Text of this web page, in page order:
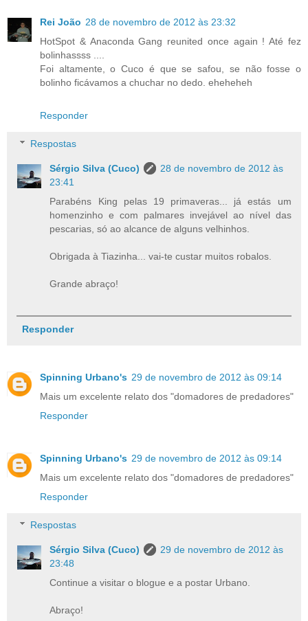
Rei João 28 de novembro de 2012 às 23:32
HotSpot & Anaconda Gang reunited once again ! Até fez
bolinhassss ....
Foi altamente, o Cuco é que se safou, se não fosse o
bolinho ficávamos a chuchar no dedo. eheheheh
Responder
Respostas
Sérgio Silva (Cuco)
28 de novembro de 2012 às
23:41
Parabéns King pelas 19 primaveras... já estás um
homenzinho e com palmares invejável ao nível das
pescarias, só ao alcance de alguns velhinhos.
Obrigada à Tiazinha... vai-te custar muitos robalos.
Grande abraço!
Responder
Spinning Urbano's 29 de novembro de 2012 às 09:14
Mais um excelente relato dos "domadores de predadores"
Responder
Spinning Urbano's 29 de novembro de 2012 às 09:14
Mais um excelente relato dos "domadores de predadores"
Responder
Respostas
Sérgio Silva (Cuco)
29 de novembro de 2012 às
23:48
Continue a visitar o blogue e a postar Urbano.
Abraço!